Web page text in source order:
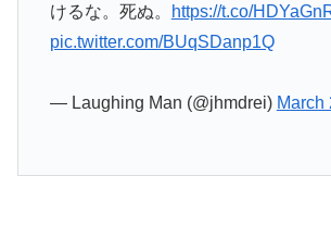
けるな。死ぬ。
https://t.co/
pic.twitter.com/BUqSDanp1Q
— Laughing Man (@jhmdrei) March